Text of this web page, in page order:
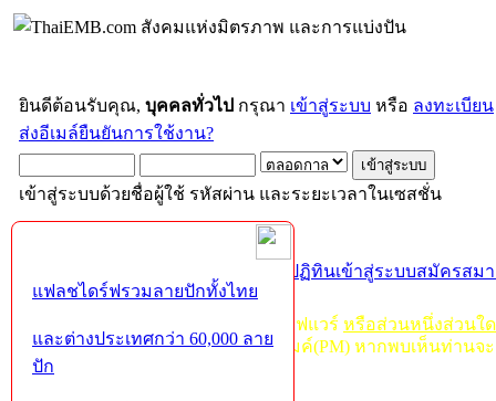
ยินดีต้อนรับคุณ, บุคคลทั่วไป กรุณา เข้าสู่ระบบ หรือ ลงทะเบียน
ส่งอีเมล์ยืนยันการใช้งาน?
เข้าสู่ระบบด้วยชื่อผู้ใช้ รหัสผ่าน และระยะเวลาในเซสชั่น
ปฏิทินเข้าสู่ระบบสมัครสม
ห้ามจำหน่าย, จ่ายแจก ซอฟแวร์ หรือส่วนหนึ่งส่วนใ
ไม่ว่าจะเป็นทางหน้าบอร์ด หรือหลังไมค์(PM) หากพบเห็นท่านจ
แฟลชไดร์ฟรวมลายปักทั้งไทย
และต่างประเทศกว่า 60,000 ลาย
ปัก